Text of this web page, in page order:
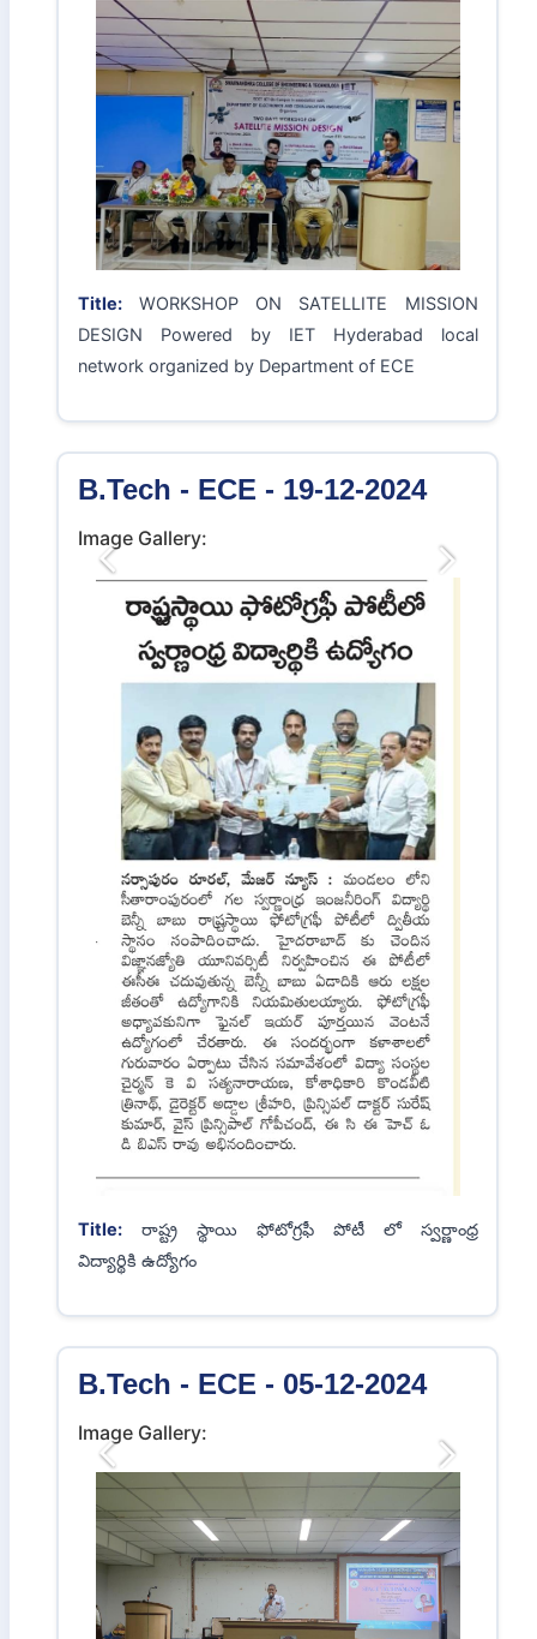
ఆర్టిఫిషియల్ ఇంటలిజెన్స్, అడ్వాన్స్ డ్ మొబైల్ టెక్నాలజీ ల
గురించి వివరించినారు మరియు ప్రస్తుత పోటీ ప్రపంచములో
ఉద్యోగ అవకాశములు పొందుటకు కావలసిన నైపుణ్యము
మరియు ఆధునిక టెక్నాలజీ గురించి వివరించినారు. ఈ
కార్యక్రమమునకు ఇసిఇ విభాగ అధిపతి డా.బి.ఎస్.రావు,
ఆద్యాపకులు రవి కుమార్, జి.క్రిస్టిన, జె.ఇ.ఎన్.అభిలాష్
నిర్వహించినారు. ఈ కార్యక్రమములో కళాశాల ఛైర్మన్
కె.వి.సత్యనారాయణ, ట్రెజరర్ కె.వి.స్వామి, డైరెక్టర్స్ అడ్డాల
శ్రీహరి, పాలకవర్గ సభ్యులు పులపర్తి వెంకటేశ్వరరావు,
ప్రిన్సిపల్ డా.ఎస్.సురేష్ కుమార్, వైస్ ప్రిన్సిపల్ డా.ఏ.గోపి
చంద్, ఏఐఎమ్ ఎల్ విభాగ అధిపతి బొమ్మ రామకృష్ణ
మరియు వివిధ విభాగముల ఆద్యాపకులు, విద్యార్ధినీ
Image Gallery:
Previous
Title:WORKSHOP ON SATELLITE MISSION
DESIGN Powered by IET Hyderabad local
network organized by Department of ECE
B.Tech - ECE - 19-12-2024
Image Gallery:
Previous